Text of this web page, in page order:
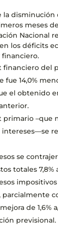
la disminución
meses
Nacional
los déficits
financiero del
fue 14,0%
el obtenido
primario –que
se
totales 7,8%
parcialmente
de 1,6%
previsional.